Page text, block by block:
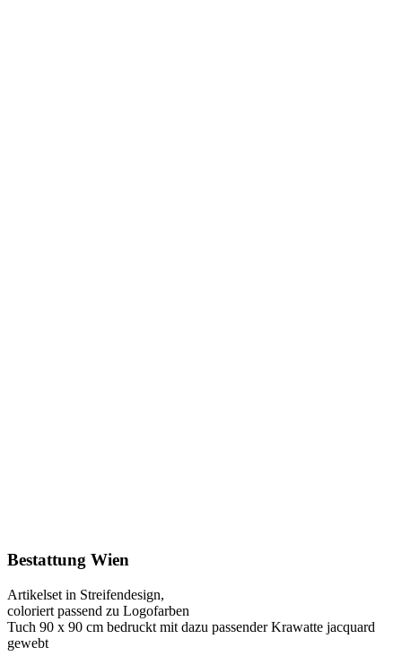
Bestattung Wien
Artikelset in Streifendesign,
coloriert passend zu Logofarben
Tuch 90 x 90 cm bedruckt mit dazu passender Krawatte jacquard
gewebt